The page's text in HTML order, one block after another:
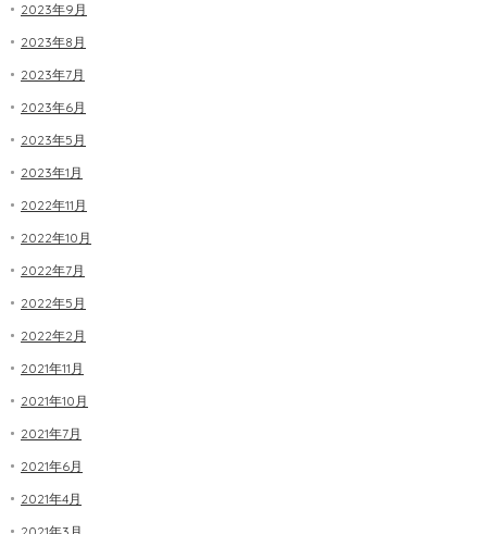
2023年9月
2023年8月
2023年7月
2023年6月
2023年5月
2023年1月
2022年11月
2022年10月
2022年7月
2022年5月
2022年2月
2021年11月
2021年10月
2021年7月
2021年6月
2021年4月